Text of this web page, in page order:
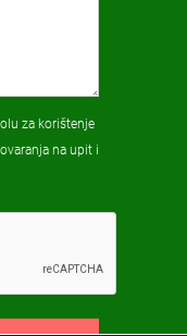
za korištenje
na upit i